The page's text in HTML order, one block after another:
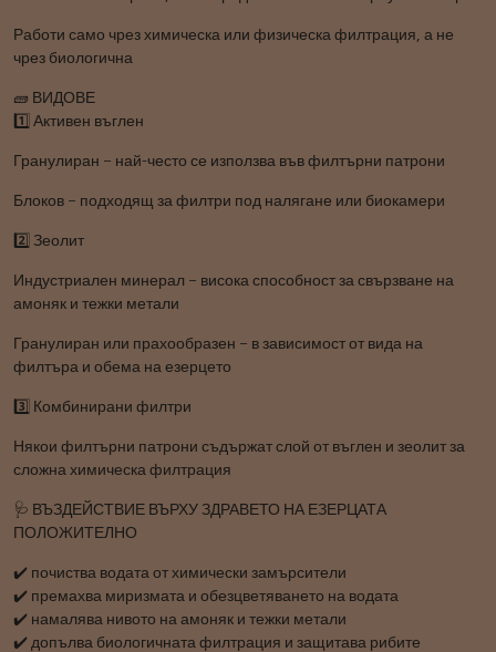
Работи само чрез химическа или физическа филтрация, а не
чрез биологична
🧱 ВИДОВЕ
1️⃣ Активен въглен
Гранулиран – най-често се използва във филтърни патрони
Блоков – подходящ за филтри под налягане или биокамери
2️⃣ Зеолит
Индустриален минерал – висока способност за свързване на
амоняк и тежки метали
Гранулиран или прахообразен – в зависимост от вида на
филтъра и обема на езерцето
3️⃣ Комбинирани филтри
Някои филтърни патрони съдържат слой от въглен и зеолит за
сложна химическа филтрация
🩺 ВЪЗДЕЙСТВИЕ ВЪРХУ ЗДРАВЕТО НА ЕЗЕРЦАТА
ПОЛОЖИТЕЛНО
✔️ почиства водата от химически замърсители
✔️ премахва миризмата и обезцветяването на водата
✔️ намалява нивото на амоняк и тежки метали
✔️ допълва биологичната филтрация и защитава рибите